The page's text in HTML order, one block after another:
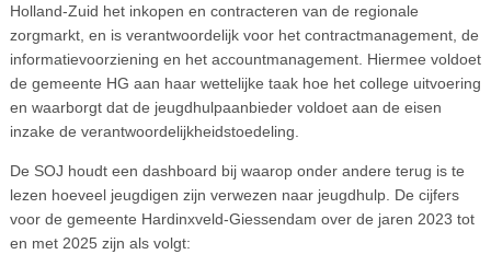
Holland-Zuid het inkopen en contracteren van de regionale
zorgmarkt, en is verantwoordelijk voor het contractmanagement, de
informatievoorziening en het accountmanagement. Hiermee voldoet
de gemeente HG aan haar wettelijke taak hoe het college uitvoering
en waarborgt dat de jeugdhulpaanbieder voldoet aan de eisen
inzake de verantwoordelijkheidstoedeling.
De SOJ houdt een dashboard bij waarop onder andere terug is te
lezen hoeveel jeugdigen zijn verwezen naar jeugdhulp. De cijfers
voor de gemeente Hardinxveld-Giessendam over de jaren 2023 tot
en met 2025 zijn als volgt: